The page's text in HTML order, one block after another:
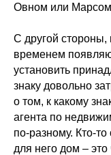
Овном или
С другой стороны,
временем
установить
знаку довольно
о том, к какому
агента по
по-разному. Кто-то
для него дом – это